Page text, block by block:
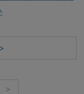
>